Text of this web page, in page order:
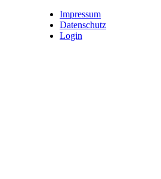
Impressum
Datenschutz
Login